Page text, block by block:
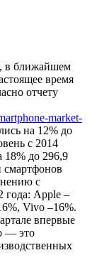
в ближайшем
время
отчету
market-
на 12% до
с 2014
18% до 296,9
смартфонов
с
года: Apple –
Vivo –16%.
впервые
— это